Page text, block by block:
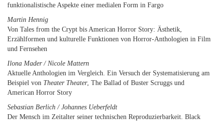
funktionalistische Aspekte einer medialen Form in Fargo
Martin Hennig
Von Tales from the Crypt bis American Horror Story: Ästhetik,
Erzählformen und kulturelle Funktionen von Horror-Anthologien in Film
und Fernsehen
Ilona Mader / Nicole Mattern
Aktuelle Anthologien im Vergleich. Ein Versuch der Systematisierung am
Beispiel von Theater Theater, The Ballad of Buster Scruggs und
American Horror Story
Sebastian Berlich / Johannes Ueberfeldt
Der Mensch im Zeitalter seiner technischen Reproduzierbarkeit. Black